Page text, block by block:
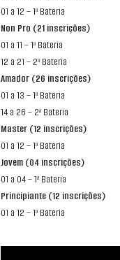
01 a 12 – 1ª Bateria
Non Pro (21 inscrições)
01 a 11 – 1ª Bateria
12 a 21 – 2ª Bateria
Amador (26 inscrições)
01 a 13 – 1ª Bateria
14 a 26 – 2ª Bateria
Master (12 inscrições)
01 a 12 – 1ª Bateria
Jovem (04 inscrições)
01 a 04 – 1ª Bateria
Principiante (12 inscrições)
01 a 12 – 1ª Bateria